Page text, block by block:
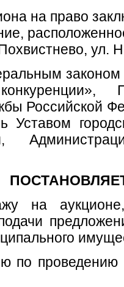
на право
ул.
Российской
Уставом
на
по проведению